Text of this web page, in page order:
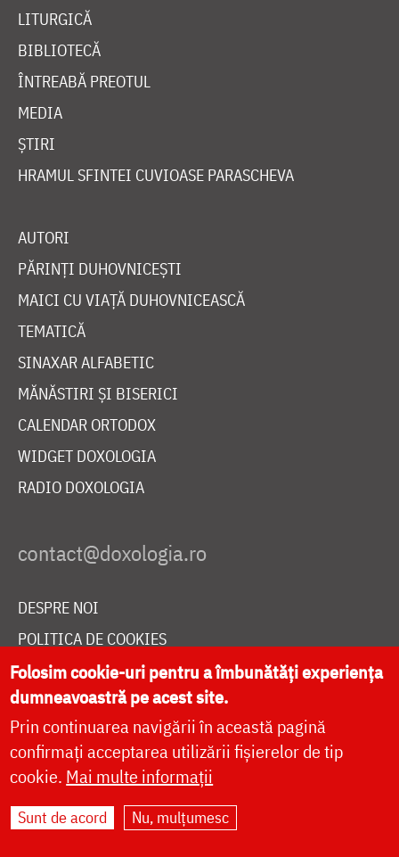
LITURGICĂ
BIBLIOTECĂ
ÎNTREABĂ PREOTUL
MEDIA
ȘTIRI
HRAMUL SFINTEI CUVIOASE PARASCHEVA
AUTORI
PĂRINȚI DUHOVNICEȘTI
MAICI CU VIAȚĂ DUHOVNICEASCĂ
TEMATICĂ
SINAXAR ALFABETIC
MĂNĂSTIRI ȘI BISERICI
CALENDAR ORTODOX
WIDGET DOXOLOGIA
RADIO DOXOLOGIA
DESPRE NOI
POLITICA DE COOKIES
DONEAZĂ ONLINE PENTRU CATEDRALA NAȚIONALĂ
LIVE
Site dezvoltat deDOXOLOGIA MEDIA
Folosim cookie-uri pentru a îmbunătăți experiența
dumneavoastră pe acest site.
Prin continuarea navigării în această pagină
confirmați acceptarea utilizării fișierelor de tip
cookie. Mai multe informații
Sunt de acord Nu, mulțumesc